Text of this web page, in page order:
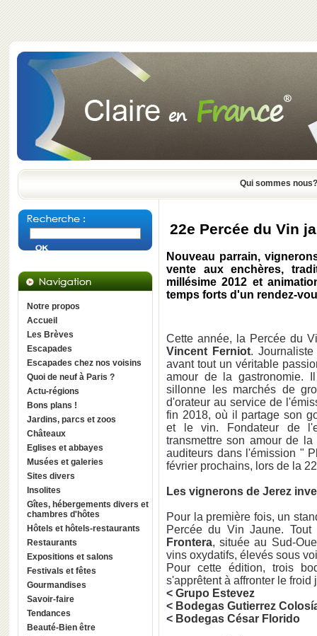
Qui sommes nous?
Notre propos
Accueil
Les Brèves
Escapades
Escapades chez nos voisins
Quoi de neuf à Paris ?
Actu-régions
Bons plans !
Jardins, parcs et zoos
Châteaux
Eglises et abbayes
Musées et galeries
Sites divers
Insolites
Gîtes, hébergements divers et
chambres d'hôtes
Hôtels et hôtels-restaurants
Restaurants
Expositions et salons
Festivals et fêtes
Gourmandises
Savoir-faire
Tendances
Beauté-Bien être
22e Percée du Vin
Nouveau parrain,
vente aux enchères,
millésime 2012 et
temps forts d'un rendez-
Cette année, la Percée du
Vincent Ferniot.
avant tout un véritable
amour de la gastronomie.
sillonne les marchés de
d'orateur au service de
fin 2018, où il partage son
et le vin. Fondateur de
transmettre son amour de
auditeurs dans l'émission "
février prochains, lors de la
Les vignerons de Jerez
Pour la première fois, un
Percée du Vin Jaune.
Frontera, située au Sud-
vins oxydatifs, élevés sous
Pour cette édition, trois
s'apprêtent à affronter le
< Grupo Estevez
< Bodegas Gutierrez
< Bodegas César Florido